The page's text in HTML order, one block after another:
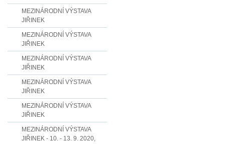
MEZINÁRODNÍ VÝSTAVA
JIŘINEK
MEZINÁRODNÍ VÝSTAVA
JIŘINEK
MEZINÁRODNÍ VÝSTAVA
JIŘINEK
MEZINÁRODNÍ VÝSTAVA
JIŘINEK
MEZINÁRODNÍ VÝSTAVA
JIŘINEK
MEZINÁRODNÍ VÝSTAVA
JIŘINEK - 10. - 13. 9. 2020,